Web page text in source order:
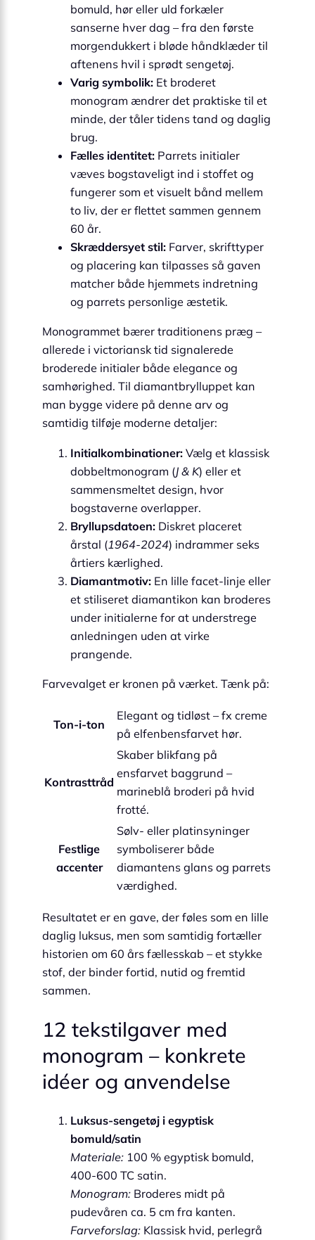
bomuld, hør eller uld forkæler
sanserne hver dag – fra den første
morgendukkert i bløde håndklæder til
aftenens hvil i sprødt sengetøj.
Varig symbolik: Et broderet
monogram ændrer det praktiske til et
minde, der tåler tidens tand og daglig
brug.
Fælles identitet: Parrets initialer
væves bogstaveligt ind i stoffet og
fungerer som et visuelt bånd mellem
to liv, der er flettet sammen gennem
60 år.
Skræddersyet stil: Farver, skrifttyper
og placering kan tilpasses så gaven
matcher både hjemmets indretning
og parrets personlige æstetik.
Monogrammet bærer traditionens præg –
allerede i victoriansk tid signalerede
broderede initialer både elegance og
samhørighed. Til diamantbrylluppet kan
man bygge videre på denne arv og
samtidig tilføje moderne detaljer:
Initialkombinationer: Vælg et klassisk
dobbeltmonogram (J & K) eller et
sammensmeltet design, hvor
bogstaverne overlapper.
Bryllupsdatoen: Diskret placeret
årstal (1964-2024) indrammer seks
årtiers kærlighed.
Diamantmotiv: En lille facet-linje eller
et stiliseret diamantikon kan broderes
under initialerne for at understrege
anledningen uden at virke
prangende.
Farvevalget er kronen på værket. Tænk på:
Ton-i-ton
Elegant og tidløst – fx creme
på elfenbensfarvet hør.
Kontrasttråd
Skaber blikfang på
ensfarvet baggrund –
marineblå broderi på hvid
frotté.
Festlige
accenter
Sølv- eller platinsyninger
symboliserer både
diamantens glans og parrets
værdighed.
Resultatet er en gave, der føles som en lille
daglig luksus, men som samtidig fortæller
historien om 60 års fællesskab – et stykke
stof, der binder fortid, nutid og fremtid
sammen.
12 tekstilgaver med
monogram – konkrete
idéer og anvendelse
Luksus-sengetøj i egyptisk
bomuld/satin
Materiale: 100 % egyptisk bomuld,
400-600 TC satin.
Monogram: Broderes midt på
pudevåren ca. 5 cm fra kanten.
Farveforslag: Klassisk hvid, perlegrå